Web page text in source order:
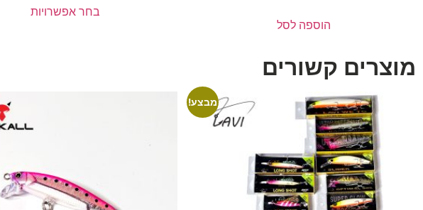
הוספה לסל
בחר אפשרויות
מוצרים קשורים
מבצע!